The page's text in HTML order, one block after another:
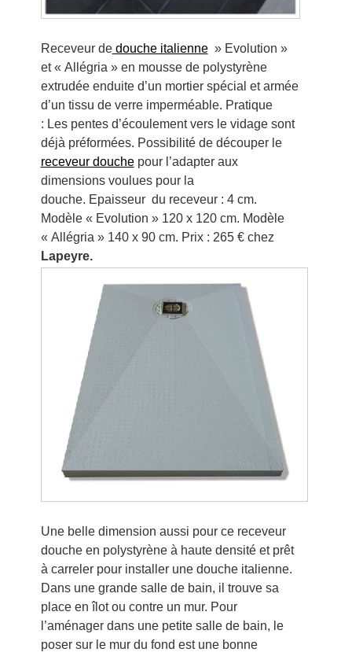
Receveur dedouche italienne» Evolution »
et « Allégria » en mousse de polystyrène
extrudée enduite d’un mortier spécial et armée
d’un tissu de verre imperméable. Pratique
: Les pentes d’écoulement vers le vidage sont
déjà préformées. Possibilité de découper le
receveur douchepour l’adapter aux
dimensions voulues pour la
douche. Epaisseur du receveur : 4 cm.
Modèle « Evolution » 120 x 120 cm. Modèle
« Allégria » 140 x 90 cm. Prix : 265 € chez
Lapeyre.
Une belle dimension aussi pour ce receveur
douche en polystyrène à haute densité et prêt
à carreler pour installer une douche italienne.
Dans une grande salle de bain, il trouve sa
place en îlot ou contre un mur. Pour
l’aménager dans une petite salle de bain, le
poser sur le mur du fond est une bonne